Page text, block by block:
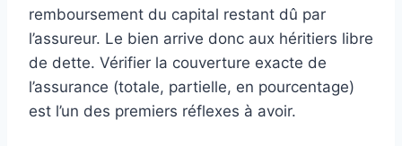
remboursement du capital restant dû par
l’assureur. Le bien arrive donc aux héritiers libre
de dette. Vérifier la couverture exacte de
l’assurance (totale, partielle, en pourcentage)
est l’un des premiers réflexes à avoir.